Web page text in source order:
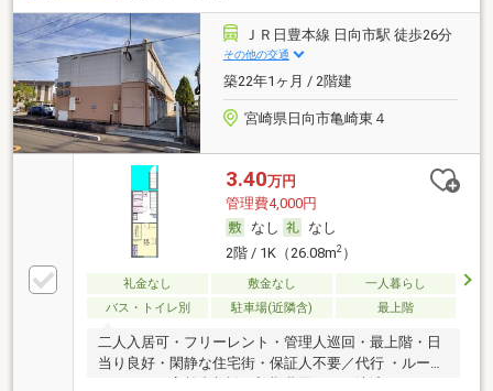
ＪＲ日豊本線 日向市駅 徒歩26分
その他の交通
築22年1ヶ月 / 2階建
宮崎県日向市亀崎東４
3.40万円
管理費4,000円
なし
なし
2階 / 1K（26.08m2）
礼金なし 敷金なし
一人暮らし
バス・トイレ別
駐車場(近隣含) 最上階
二人入居可・フリーレント・管理人巡回・最上階・日
当り良好・閑静な住宅街・保証人不要／代行 ・ルーム